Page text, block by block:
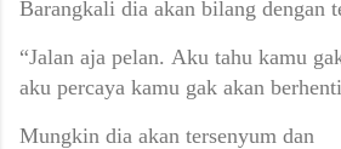
Barangkali dia akan bilang dengan
“Jalan aja pelan. Aku tahu kamu
aku percaya kamu gak akan
Mungkin dia akan tersenyum dan